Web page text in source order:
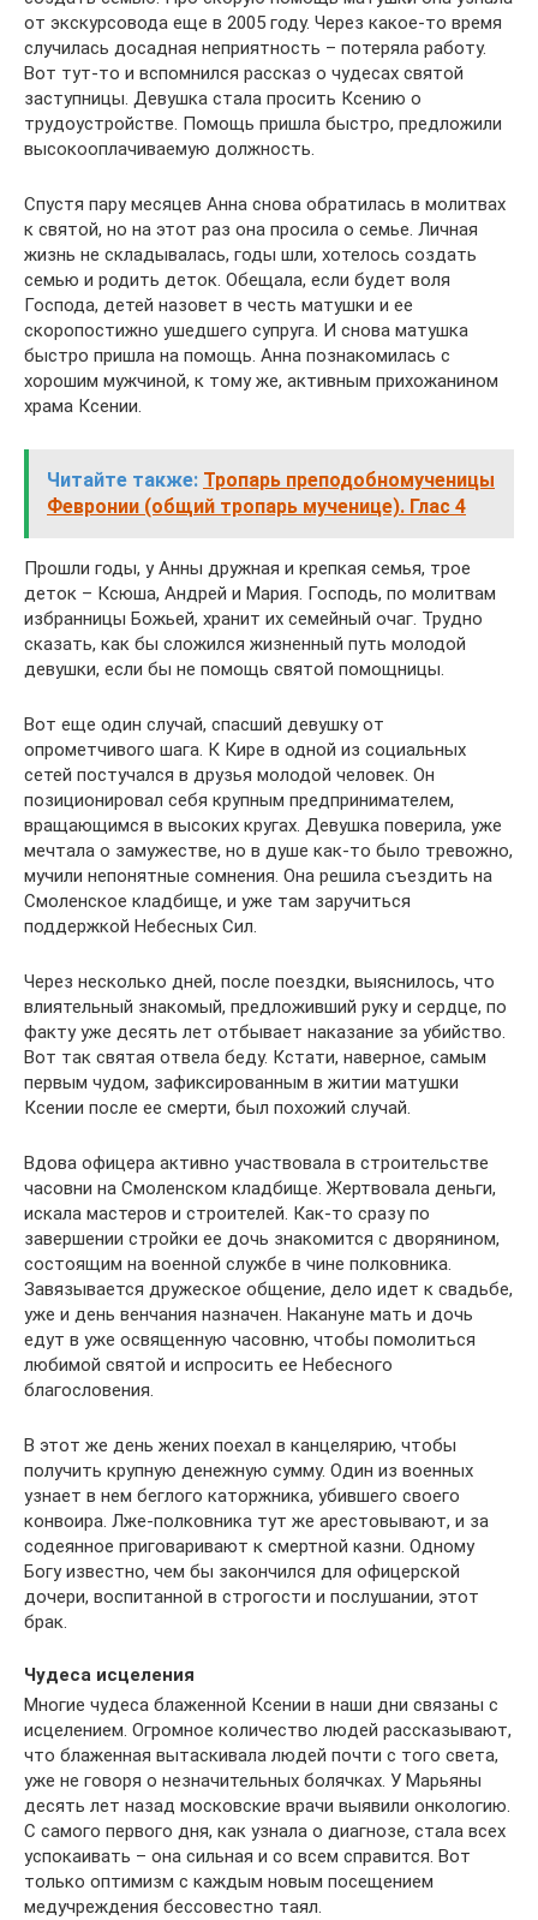
от экскурсовода еще в 2005 году. Через какое-то время
случилась досадная неприятность – потеряла работу.
Вот тут-то и вспомнился рассказ о чудесах святой
заступницы. Девушка стала просить Ксению о
трудоустройстве. Помощь пришла быстро, предложили
высокооплачиваемую должность.
Спустя пару месяцев Анна снова обратилась в молитвах
к святой, но на этот раз она просила о семье. Личная
жизнь не складывалась, годы шли, хотелось создать
семью и родить деток. Обещала, если будет воля
Господа, детей назовет в честь матушки и ее
скоропостижно ушедшего супруга. И снова матушка
быстро пришла на помощь. Анна познакомилась с
хорошим мужчиной, к тому же, активным прихожанином
храма Ксении.
Читайте также: Тропарь преподобномученицы
Февронии (общий тропарь мученице). Глас 4
Прошли годы, у Анны дружная и крепкая семья, трое
деток – Ксюша, Андрей и Мария. Господь, по молитвам
избранницы Божьей, хранит их семейный очаг. Трудно
сказать, как бы сложился жизненный путь молодой
девушки, если бы не помощь святой помощницы.
Вот еще один случай, спасший девушку от
опрометчивого шага. К Кире в одной из социальных
сетей постучался в друзья молодой человек. Он
позиционировал себя крупным предпринимателем,
вращающимся в высоких кругах. Девушка поверила, уже
мечтала о замужестве, но в душе как-то было тревожно,
мучили непонятные сомнения. Она решила съездить на
Смоленское кладбище, и уже там заручиться
поддержкой Небесных Сил.
Через несколько дней, после поездки, выяснилось, что
влиятельный знакомый, предложивший руку и сердце, по
факту уже десять лет отбывает наказание за убийство.
Вот так святая отвела беду. Кстати, наверное, самым
первым чудом, зафиксированным в житии матушки
Ксении после ее смерти, был похожий случай.
Вдова офицера активно участвовала в строительстве
часовни на Смоленском кладбище. Жертвовала деньги,
искала мастеров и строителей. Как-то сразу по
завершении стройки ее дочь знакомится с дворянином,
состоящим на военной службе в чине полковника.
Завязывается дружеское общение, дело идет к свадьбе,
уже и день венчания назначен. Накануне мать и дочь
едут в уже освященную часовню, чтобы помолиться
любимой святой и испросить ее Небесного
благословения.
В этот же день жених поехал в канцелярию, чтобы
получить крупную денежную сумму. Один из военных
узнает в нем беглого каторжника, убившего своего
конвоира. Лже-полковника тут же арестовывают, и за
содеянное приговаривают к смертной казни. Одному
Богу известно, чем бы закончился для офицерской
дочери, воспитанной в строгости и послушании, этот
брак.
Чудеса исцеления
Многие чудеса блаженной Ксении в наши дни связаны с
исцелением. Огромное количество людей рассказывают,
что блаженная вытаскивала людей почти с того света,
уже не говоря о незначительных болячках. У Марьяны
десять лет назад московские врачи выявили онкологию.
С самого первого дня, как узнала о диагнозе, стала всех
успокаивать – она сильная и со всем справится. Вот
только оптимизм с каждым новым посещением
медучреждения бессовестно таял.